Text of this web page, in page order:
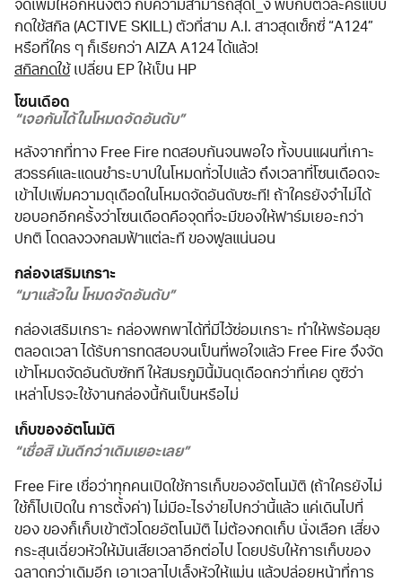
จัดเพิ่มให้อีกหนึ่งตัว กับความสามารถสุดโ_ง พบกับตัวละครแบบ
กดใช้สกิล (ACTIVE SKILL) ตัวที่สาม A.I. สาวสุดเซ็กซี่ “A124”
หรือที่ใคร ๆ ก็เรียกว่า AIZA A124 ได้แล้ว!
สกิลกดใช้ เปลี่ยน EP ให้เป็น HP
โซนเดือด
“เจอกันได้ในโหมดจัดอันดับ”
หลังจากที่ทาง Free Fire ทดสอบกันจนพอใจ ทั้งบนแผนที่เกาะ
สวรรค์และแดนชำระบาปในโหมดทั่วไปแล้ว ถึงเวลาที่โซนเดือดจะ
เข้าไปเพิ่มความดุเดือดในโหมดจัดอันดับซะที! ถ้าใครยังจำไม่ได้
ขอบอกอีกครั้งว่าโซนเดือดคือจุดที่จะมีของให้ฟาร์มเยอะกว่า
ปกติ โดดลงวงกลมฟ้าแต่ละที ของฟูลแน่นอน
กล่องเสริมเกราะ
“มาแล้วใน โหมดจัดอันดับ”
กล่องเสริมเกราะ กล่องพกพาได้ที่มีไว้ซ่อมเกราะ ทำให้พร้อมลุย
ตลอดเวลา ได้รับการทดสอบจนเป็นที่พอใจแล้ว Free Fire จึงจัด
เข้าโหมดจัดอันดับซักที ให้สมรภูมินี้มันดุเดือดกว่าที่เคย ดูซิว่า
เหล่าโปรจะใช้งานกล่องนี้กันเป็นหรือไม่
เก็บของอัตโนมัติ
“เชื่อสิ มันดีกว่าเดิมเยอะเลย”
Free Fire เชื่อว่าทุกคนเปิดใช้การเก็บของอัตโนมัติ (ถ้าใครยังไม่
ใช้ก็ไปเปิดใน การตั้งค่า) ไม่มีอะไรง่ายไปกว่านี้แล้ว แค่เดินไปที่
ของ ของก็เก็บเข้าตัวโดยอัตโนมัติ ไม่ต้องกดเก็บ นั่งเลือก เสี่ยง
กระสุนเฉี่ยวหัวให้มันเสียเวลาอีกต่อไป โดยปรับให้การเก็บของ
ฉลาดกว่าเดิมอีก เอาเวลาไปเล็งหัวให้แม่น แล้วปล่อยหน้าที่การ